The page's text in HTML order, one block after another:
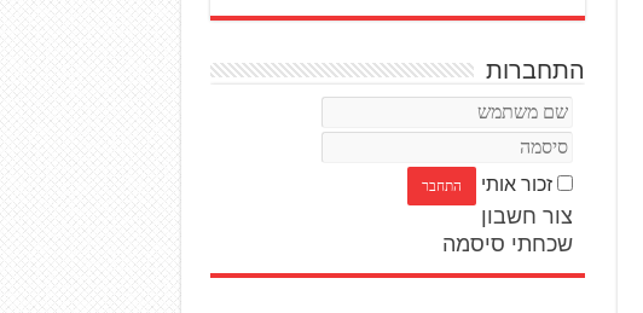
התחברות
זכור אותי
צור חשבון
שכחתי סיסמה